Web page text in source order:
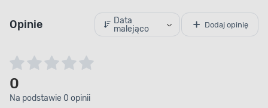
Opinie
Data
malejąco
Dodaj opinię
0
Na podstawie 0 opinii